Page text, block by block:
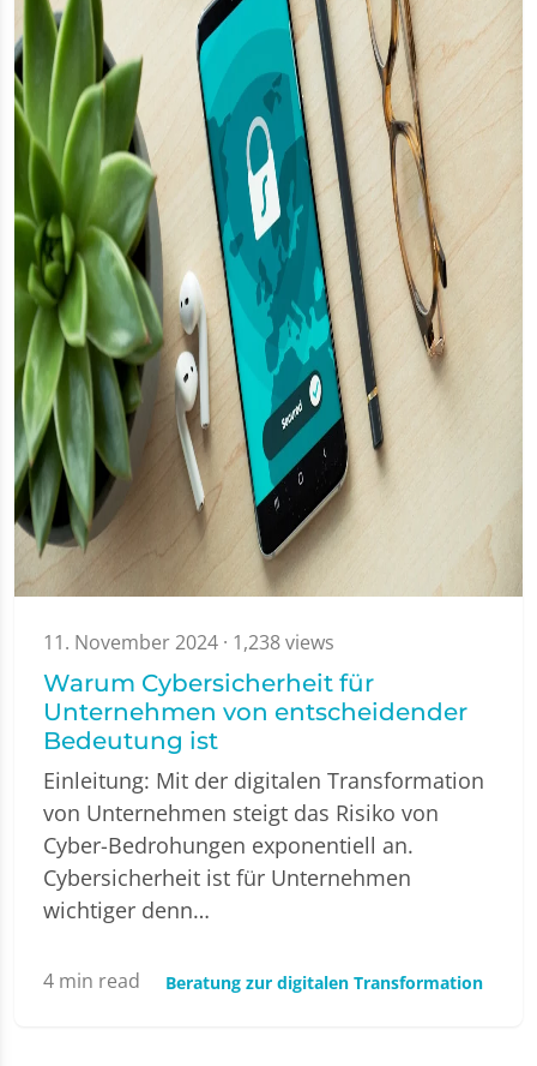
11. November 2024 · 1,238 views
Warum Cybersicherheit für
Unternehmen von entscheidender
Bedeutung ist
Einleitung: Mit der digitalen Transformation
von Unternehmen steigt das Risiko von
Cyber-Bedrohungen exponentiell an.
Cybersicherheit ist für Unternehmen
wichtiger denn…
4 min read Beratung zur digitalen Transformation